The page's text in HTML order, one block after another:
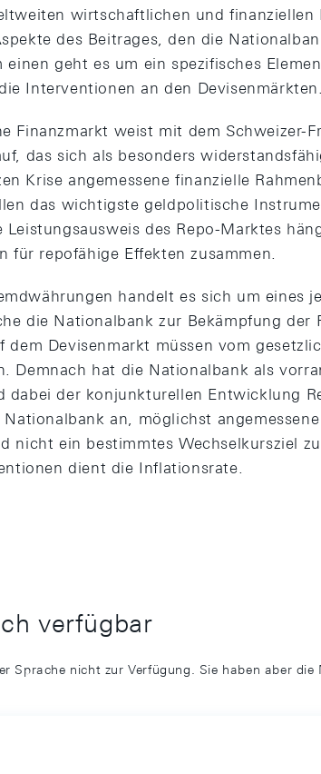
wirtschaftlichen und finanziellen
des Beitrages, den die
geht es um ein spezifisches
Interventionen an den Devisenmärkten.
Finanzmarkt weist mit dem Schweizer-
das sich als besonders
Krise angemessene finanzielle
das wichtigste geldpolitische
Leistungsausweis des Repo-Marktes
für repofähige Effekten zusammen.
handelt es sich um eines
die Nationalbank zur Bekämpfung der
dem Devisenmarkt müssen vom
Demnach hat die Nationalbank als
dabei der konjunkturellen Entwicklung
an, möglichst
nicht ein bestimmtes Wechselkursziel
dient die Inflationsrate.
verfügbar
Sprache nicht zur Verfügung. Sie haben aber